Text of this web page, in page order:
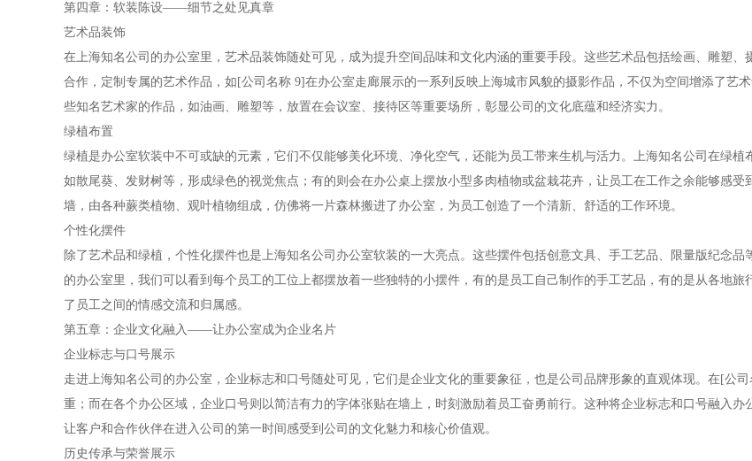
第四章：软装陈设——细节之处见真章
艺术品装饰
在上海知名公司的办公室里，艺术品装饰随处可见，成为提升空间品味和文化内涵的重要手段。这些艺术品包括绘画、雕塑
合作，定制专属的艺术作品，如[公司名称 9]在办公室走廊展示的一系列反映上海城市风貌的摄影作品，不仅为空间增添了艺
些知名艺术家的作品，如油画、雕塑等，放置在会议室、接待区等重要场所，彰显公司的文化底蕴和经济实力。
绿植布置
绿植是办公室软装中不可或缺的元素，它们不仅能够美化环境、净化空气，还能为员工带来生机与活力。上海知名公司在绿
如散尾葵、发财树等，形成绿色的视觉焦点；有的则会在办公桌上摆放小型多肉植物或盆栽花卉，让员工在工作之余能够感
墙，由各种蕨类植物、观叶植物组成，仿佛将一片森林搬进了办公室，为员工创造了一个清新、舒适的工作环境。
个性化摆件
除了艺术品和绿植，个性化摆件也是上海知名公司办公室软装的一大亮点。这些摆件包括创意文具、手工艺品、限量版纪念
的办公室里，我们可以看到每个员工的工位上都摆放着一些独特的小摆件，有的是员工自己制作的手工艺品，有的是从各地
了员工之间的情感交流和归属感。
第五章：企业文化融入——让办公室成为企业名片
企业标志与口号展示
走进上海知名公司的办公室，企业标志和口号随处可见，它们是企业文化的重要象征，也是公司品牌形象的直观体现。在[公
重；而在各个办公区域，企业口号则以简洁有力的字体张贴在墙上，时刻激励着员工奋勇前行。这种将企业标志和口号融入
让客户和合作伙伴在进入公司的第一时间感受到公司的文化魅力和核心价值观。
历史传承与荣誉展示